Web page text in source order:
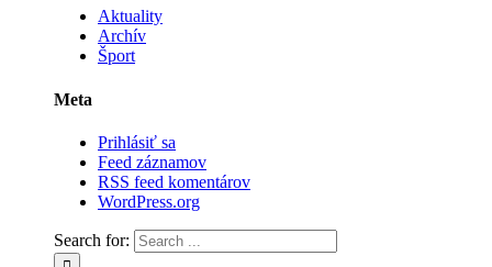
Aktuality
Archív
Šport
Meta
Prihlásiť sa
Feed záznamov
RSS feed komentárov
WordPress.org
Search for: